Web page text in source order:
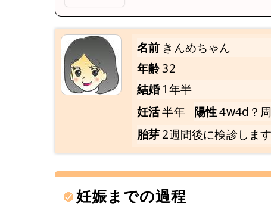
名前 きんめちゃん
年齢32
結婚 1年半
妊活半年 陽性4w4d？
胎芽2週間後に検診します
妊娠までの過程